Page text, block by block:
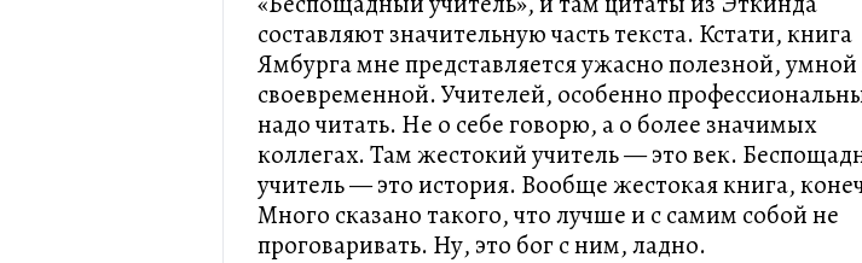
составляют значительную часть текста. Кстати, книга
Ямбурга мне представляется ужасно полезной, умной
своевременной. Учителей, особенно
надо читать. Не о себе говорю, а о более значимых
коллегах. Там жестокий учитель — это век.
учитель — это история. Вообще жестокая книга,
Много сказано такого, что лучше и с самим собой не
проговаривать. Ну, это бог с ним, ладно.